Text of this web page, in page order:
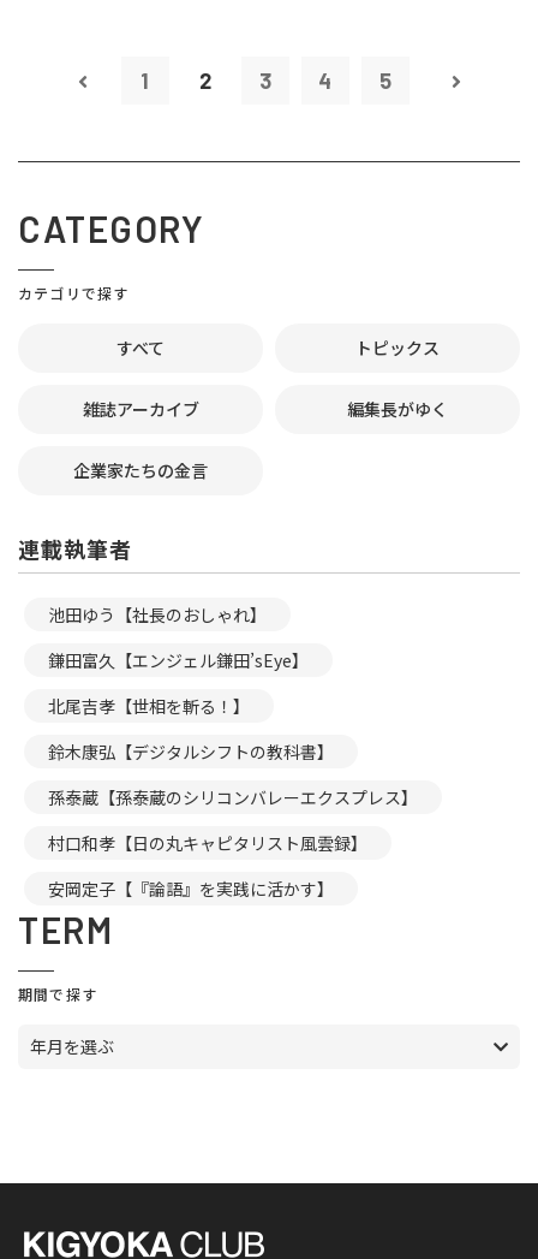
1 2 3 4 5
CATEGORY
カテゴリで探す
すべて トピックス
雑誌アーカイブ 編集長がゆく
企業家たちの金言
連載執筆者
池田ゆう【社長のおしゃれ】
鎌田富久【エンジェル鎌田’sEye】
北尾吉孝【世相を斬る！】
鈴木康弘【デジタルシフトの教科書】
孫泰蔵【孫泰蔵のシリコンバレーエクスプレス】
村口和孝【日の丸キャピタリスト風雲録】
安岡定子【『論語』を実践に活かす】
TERM
期間で探す
年月を選ぶ